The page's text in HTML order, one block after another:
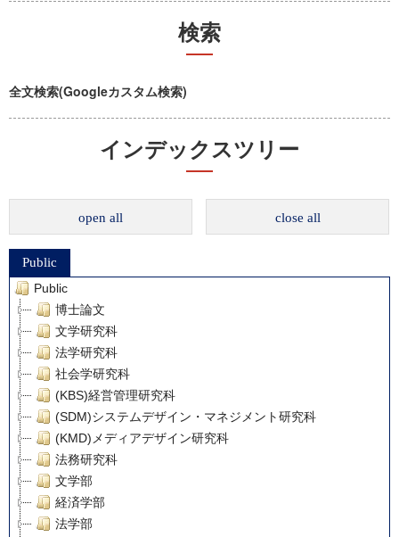
検索
全文検索(Googleカスタム検索)
インデックスツリー
open all close all
Public
Public
博士論文
文学研究科
法学研究科
社会学研究科
(KBS)経営管理研究科
(SDM)システムデザイン・マネジメント研究科
(KMD)メディアデザイン研究科
法務研究科
文学部
経済学部
法学部